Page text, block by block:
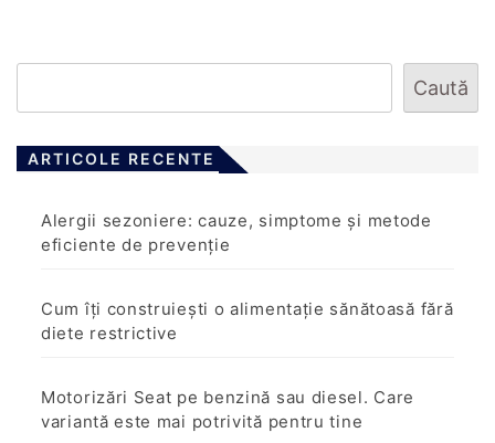
Caută
ARTICOLE RECENTE
Alergii sezoniere: cauze, simptome și metode
eficiente de prevenție
Cum îți construiești o alimentație sănătoasă fără
diete restrictive
Motorizări Seat pe benzină sau diesel. Care
variantă este mai potrivită pentru tine